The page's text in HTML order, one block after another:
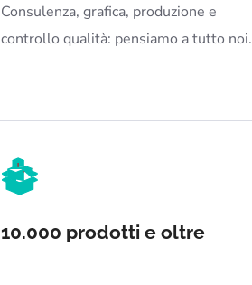
Consulenza, grafica, produzione e
controllo qualità: pensiamo a tutto noi.
10.000 prodotti e oltre